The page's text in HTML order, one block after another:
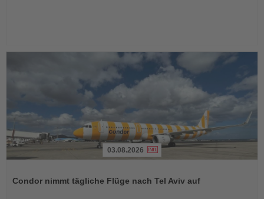
die
03.08.2026
Condor nimmt tägliche Flüge nach Tel Aviv auf